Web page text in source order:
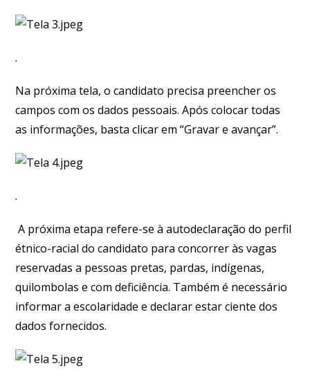
.
Na próxima tela, o candidato precisa preencher os
campos com os dados pessoais. Após colocar todas
as informações, basta clicar em “Gravar e avançar”.
.
A próxima etapa refere-se à autodeclaração do perfil
étnico-racial do candidato para concorrer às vagas
reservadas a pessoas pretas, pardas, indígenas,
quilombolas e com deficiência. Também é necessário
informar a escolaridade e declarar estar ciente dos
dados fornecidos.